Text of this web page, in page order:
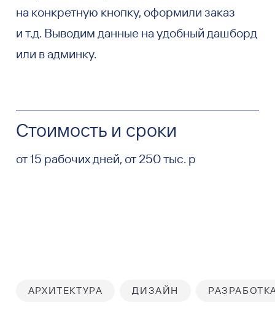
на конкретную кнопку, оформили заказ
и т.д. Выводим данные на удобный дашборд
или в админку.
Стоимость и сроки
от 15 рабочих дней, от 250 тыс. р
АРХИТЕКТУРА ДИЗАЙН